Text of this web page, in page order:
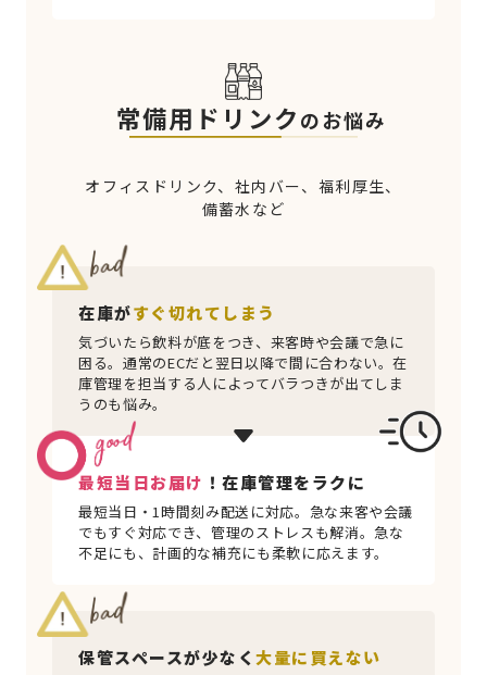
常備用ドリンクのお悩み
オフィスドリンク、社内バー、福利厚生、
備蓄水など
在庫がすぐ切れてしまう
気づいたら飲料が底をつき、来客時や会議で急に
困る。通常のECだと翌日以降で間に合わない。在
庫管理を担当する人によってバラつきが出てしま
うのも悩み。
最短当日お届け ！在庫管理をラクに
最短当日・1時間刻み配送に対応。急な来客や会議
でもすぐ対応でき、管理のストレスも解消。急な
不足にも、計画的な補充にも柔軟に応えます。
保管スペースが少なく大量に買えない